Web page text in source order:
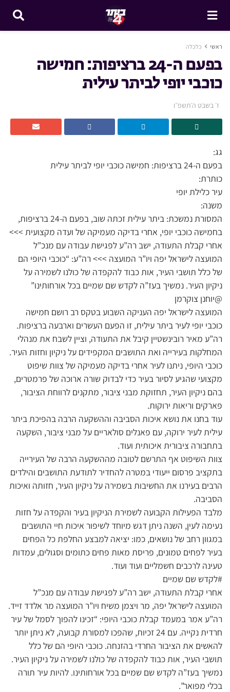
ראשי כלכלה
בפעם ה-24 ברציפות: חמישה
כוכבי יופי לביתר עילית
ז׳ בשבט ה׳תשפ״ו
גג:
בפעם ה-24 ברציפות: חמישה כוכבי יופי לביתר עילית
כותרת:
עיר כלילת יופי
משנה:
המסורת נמשכת: ביתר עילית זכתה שוב, בפעם ה-24 ברציפות,
בחמישה כוכבי יופי, אחרי בדיקה מעמיקה של ועדה מקצועית >>>
אחרי קבלת התעודה, ישב רה”ע לפגישת עבודה עם מנכ”ל
המועצה לישראל יפה ויו”ר המועצה >>> רה”ע: “כוכבי היופי הם
של כלל תושבי העיר, אות כבוד להקפדה של כולנו לשמירה על
ניקיון העיר. נמשיך בעז”ה לקדש שם שמיים בכל אורחותינו”
@יוחנן צוקרמן
המועצה לישראל יפה העניקה השבוע בטקס רב רושם חמישה
כוכבי יופי לעיר ביתר עילית, זו הפעם העשרים וארבעה ברציפות.
רה”ע מאיר רובינשטיין קיבל את התעודה, וציין לשבח את מנהלי
המחלקות בעירייה ואת התושבים המקפידים על ניקיון וחזות העיר.
כוכבי היופי, ניתנו לעיר אחרי בדיקה מעמיקה של צוות שיפוט
מקצועי שהגיע לסיור בעיר כדי לבדוק שורה ארוכה של פרמטרים,
בהם ניקיון העיר, תחזוקת מבני ציבור, מתקנים לרווחת הציבור,
פארקים וריאות ירוקות.
עוד בחנו את נושא איכות הסביבה וההשקעה הרבה בהפיכת ביתר
עילית לעיר ירוקה, עם פאנלים סולאריים על מבני ציבור, השקעה
בתחבורה ציבורית איכותית ועוד.
צוות השיפוט אף התרשם לטובה מההשקעה הרבה של העירייה
בתקציב פרסום ייעודי במטרה להחדיר לתודעת התושבים והילדים
הרבים בעירנו את החשיבות בשמירה על ניקיון העיר, חזותה ואיכות
הסביבה.
מלבד הפעילות הקבועה לשמירת הניקיון בעיר והקפדה על חזות
נעימה לעין, השנה ניתן דגש מיוחד לשיפור איכות חיי התושבים
במגוון רחב של נושאים, כמו: יציאה למבצע החלפת כל הפחים
בעיר לפחים טמונים, פריסת מאות פחים כתומים וסגולים, עמדות
טעינה לרכבים חשמליים ועוד ועוד.
#לקדש שם שמיים
אחרי קבלת התעודה, ישב רה”ע לפגישת עבודה עם מנכ”ל
המועצה לישראל יפה, מר ויצמן משיח ויו”ר המועצה מר אלדד זייד.
רה”ע אמר במעמד קבלת כוכבי היופי: “זכינו להפוך לסמל של עיר
חרדית נקייה. עם 24 זכיות, שהפכו למסורת קבועה, לא ניתן יותר
להאשים את הציבור החרדי בהזנחה. כוכבי היופי הם של כלל
תושבי העיר, אות כבוד להקפדה של כולנו לשמירה על ניקיון העיר.
נמשיך בעז”ה לקדש שם שמיים בכל אורחותינו. להיות עיר תורה
בכלי מפואר”.